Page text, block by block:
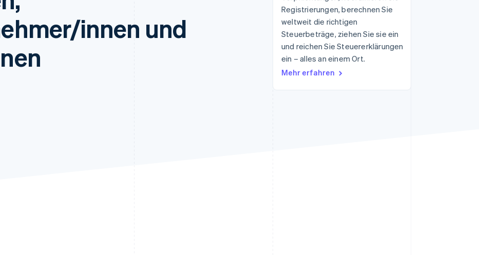
Stripe-Sessions 2026
Erfahren Sie, wie Stripe
Lösungen für die
Wirtschaftsinfrastruktur
innen und
Registrierungen, berechnen Sie
weltweit die richtigen
Steuerbeträge, ziehen Sie sie ein
und reichen Sie Steuererklärungen
ein – alles an einem Ort.
Mehr erfahren